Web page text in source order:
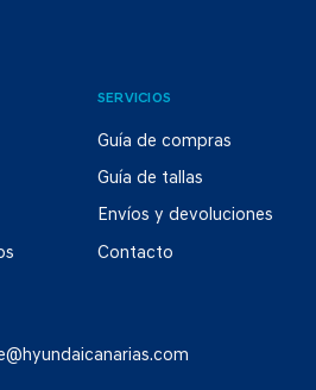
SERVICIOS
Guía de compras
Guía de tallas
Envíos y devoluciones
Contacto